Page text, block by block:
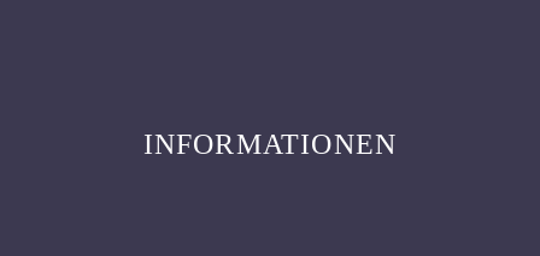
INFORMATIONEN